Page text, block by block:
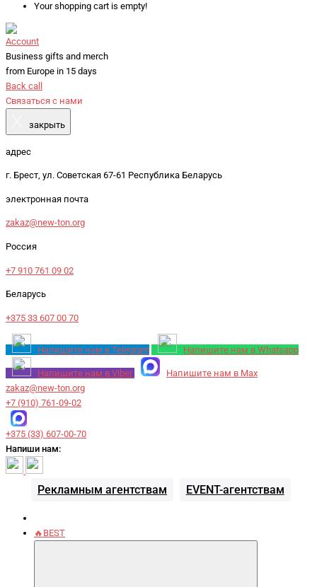
Your shopping cart is empty!
Account
Business gifts and merch
from Europe in 15 days
Back call
Связаться с нами
закрыть
адрес
г. Брест, ул. Советская 67-61 Республика Беларусь
электронная почта
zakaz@new-ton.org
Россия
+7 910 761 09 02
Беларусь
+375 33 607 00 70
Напишите нам в Telegram Напишите нам в Whatsapp
Напишите нам в Viber
Напишите нам в Max
zakaz@new-ton.org
+7 (910) 761-09-02
+375 (33) 607-00-70
Напиши нам:
Рекламным агентствам EVENT-агентствам
🔥BEST